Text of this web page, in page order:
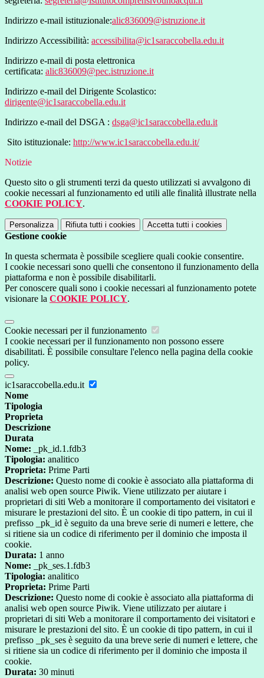
Indirizzo e-mail istituzionale:alic836009@istruzione.it
Indirizzo Accessibilità: accessibilita@ic1saraccobella.edu.it
Indirizzo e-mail di posta elettronica
certificata: alic836009@pec.istruzione.it
Indirizzo e-mail del Dirigente Scolastico:
dirigente@ic1saraccobella.edu.it
Indirizzo e-mail del DSGA : dsga@ic1saraccobella.edu.it
Sito istituzionale: http://www.ic1saraccobella.edu.it/
Notizie
Questo sito o gli strumenti terzi da questo utilizzati si avvalgono di
cookie necessari al funzionamento ed utili alle finalità illustrate nella
COOKIE POLICY.
Personalizza Rifiuta tutti i cookies Accetta tutti i cookies
Gestione cookie
In questa schermata è possibile scegliere quali cookie consentire.
I cookie necessari sono quelli che consentono il funzionamento della
piattaforma e non è possibile disabilitarli.
Per conoscere quali sono i cookie necessari al funzionamento potete
visionare la COOKIE POLICY.
Cookie necessari per il funzionamento
I cookie necessari per il funzionamento non possono essere
disabilitati. È possibile consultare l'elenco nella pagina della cookie
policy.
ic1saraccobella.edu.it
Nome
Tipologia
Proprieta
Descrizione
Durata
Nome: _pk_id.1.fdb3
Tipologia: analitico
Proprieta: Prime Parti
Descrizione: Questo nome di cookie è associato alla piattaforma di
analisi web open source Piwik. Viene utilizzato per aiutare i
proprietari di siti Web a monitorare il comportamento dei visitatori e
misurare le prestazioni del sito. È un cookie di tipo pattern, in cui il
prefisso _pk_id è seguito da una breve serie di numeri e lettere, che
si ritiene sia un codice di riferimento per il dominio che imposta il
cookie.
Durata: 1 anno
Nome: _pk_ses.1.fdb3
Tipologia: analitico
Proprieta: Prime Parti
Descrizione: Questo nome di cookie è associato alla piattaforma di
analisi web open source Piwik. Viene utilizzato per aiutare i
proprietari di siti Web a monitorare il comportamento dei visitatori e
misurare le prestazioni del sito. È un cookie di tipo pattern, in cui il
prefisso _pk_ses è seguito da una breve serie di numeri e lettere, che
si ritiene sia un codice di riferimento per il dominio che imposta il
cookie.
Durata: 30 minuti